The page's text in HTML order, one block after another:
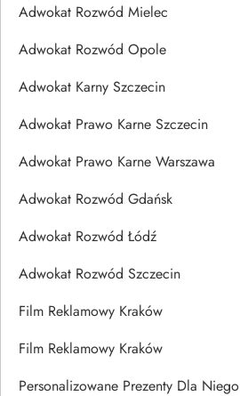
Adwokat Rozwód Mielec
Adwokat Rozwód Opole
Adwokat Karny Szczecin
Adwokat Prawo Karne Szczecin
Adwokat Prawo Karne Warszawa
Adwokat Rozwód Gdańsk
Adwokat Rozwód Łódź
Adwokat Rozwód Szczecin
Film Reklamowy Kraków
Film Reklamowy Kraków
Personalizowane Prezenty Dla Niego